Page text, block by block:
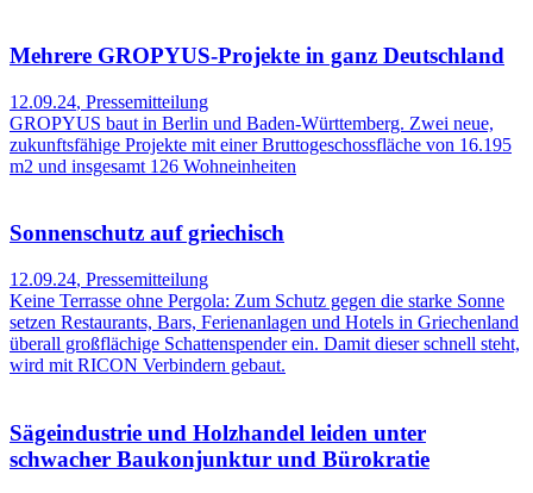
Mehrere GROPYUS-Projekte in ganz Deutschland
12.09.24, Pressemitteilung
GROPYUS baut in Berlin und Baden-Württemberg. Zwei neue,
zukunftsfähige Projekte mit einer Bruttogeschossfläche von 16.195
m2 und insgesamt 126 Wohneinheiten
Sonnenschutz auf griechisch
12.09.24, Pressemitteilung
Keine Terrasse ohne Pergola: Zum Schutz gegen die starke Sonne
setzen Restaurants, Bars, Ferienanlagen und Hotels in Griechenland
überall großflächige Schattenspender ein. Damit dieser schnell steht,
wird mit RICON Verbindern gebaut.
Sägeindustrie und Holzhandel leiden unter
schwacher Baukonjunktur und Bürokratie